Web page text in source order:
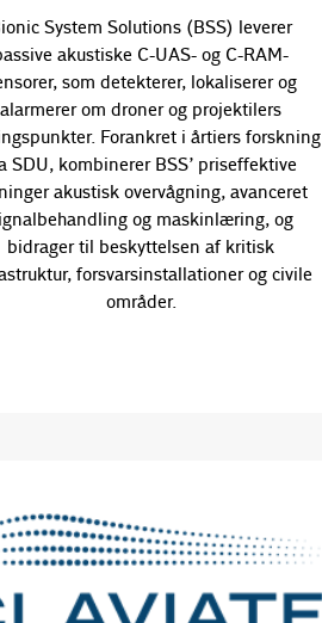
System Solutions (BSS) leverer
akustiske C-UAS- og C-RAM-
som detekterer, lokaliserer og
alarmerer om droner og projektilers
Forankret i årtiers forskning
SDU, kombinerer BSS’ priseffektive
akustisk overvågning, avanceret
og maskinlæring, og
bidrager til beskyttelsen af kritisk
forsvarsinstallationer og civile
områder.